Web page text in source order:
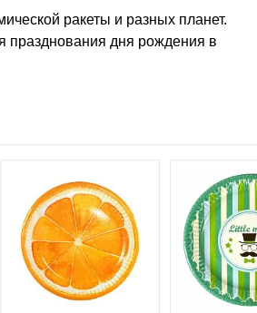
ракеты и разных планет.
празднования дня рождения в